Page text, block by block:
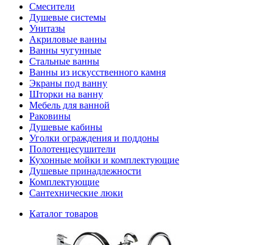
Смесители
Душевые системы
Унитазы
Акриловые ванны
Ванны чугунные
Стальные ванны
Ванны из искусственного камня
Экраны под ванну
Шторки на ванну
Мебель для ванной
Раковины
Душевые кабины
Уголки ограждения и поддоны
Полотенцесушители
Кухонные мойки и комплектующие
Душевые принадлежности
Комплектующие
Сантехнические люки
Каталог товаров